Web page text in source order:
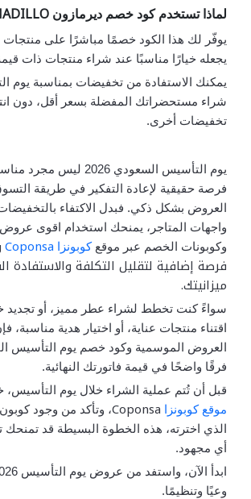
لماذا تستخدم كود خصم ديرمازون
يوفّر لك هذا الكود خصمًا مباشرًا على منتجات
يجعله خيارًا مناسبًا عند شراء منتجات ذات
يمكنك الاستفادة من تخفيضات بمناسبة يوم
شراء مستحضراتك المفضلة بسعر أقل، دون
تخفيضات أخرى.
يوم التأسيس السعودي 2026
فرصة حقيقية لإعادة التفكير في طريقة
العروض بشكل ذكي. فبدل الاكتفاء
واجهات المتاجر، يمنحك استخدام اقوى
وكوبونات الخصم عبر موقعكوبونزا Coponsa
فرصة إضافية لتقليل التكلفة
ميزانيتك.
سواءً كنت تخطط لشراء عطر مميز، أو تجديد
اقتناء منتجات عناية، أو اختيار هدية مناسبة،
العروض الموسمية وكود خصم يوم التأسيس
فرقًا واضحًا في قيمة فاتورتك النهائية.
قبل أن تُتم عملية الشراء خلال يوم التأسيس،
موقع كوبونزا Coponsa، وتأكد من وجود
الذي اخترته، هذه الخطوة البسيطة قد تمنحك
أي مجهود.
وعيًا وتنظيمًا.